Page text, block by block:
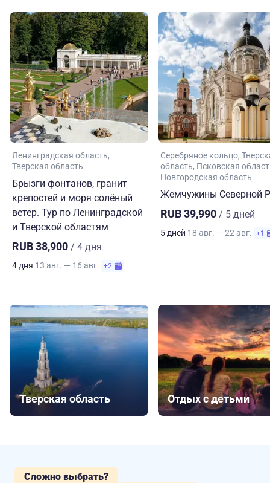
Ленинградская область
Тверская область
Брызги фонтанов, гранит
крепостей и моря солёный
ветер. Тур по Ленинградской
и Тверской областям
RUB 38,900 / 4 дня
4 дня 13 авг. — 16 авг. +2
Серебряное кольцо
область Псковская
Новгородская область
Жемчужины Северной
RUB 39,990 / 5 дней
5 дней 18 авг. — 22 авг. +1
Тверская область Отдых с детьми
Сложно выбрать?